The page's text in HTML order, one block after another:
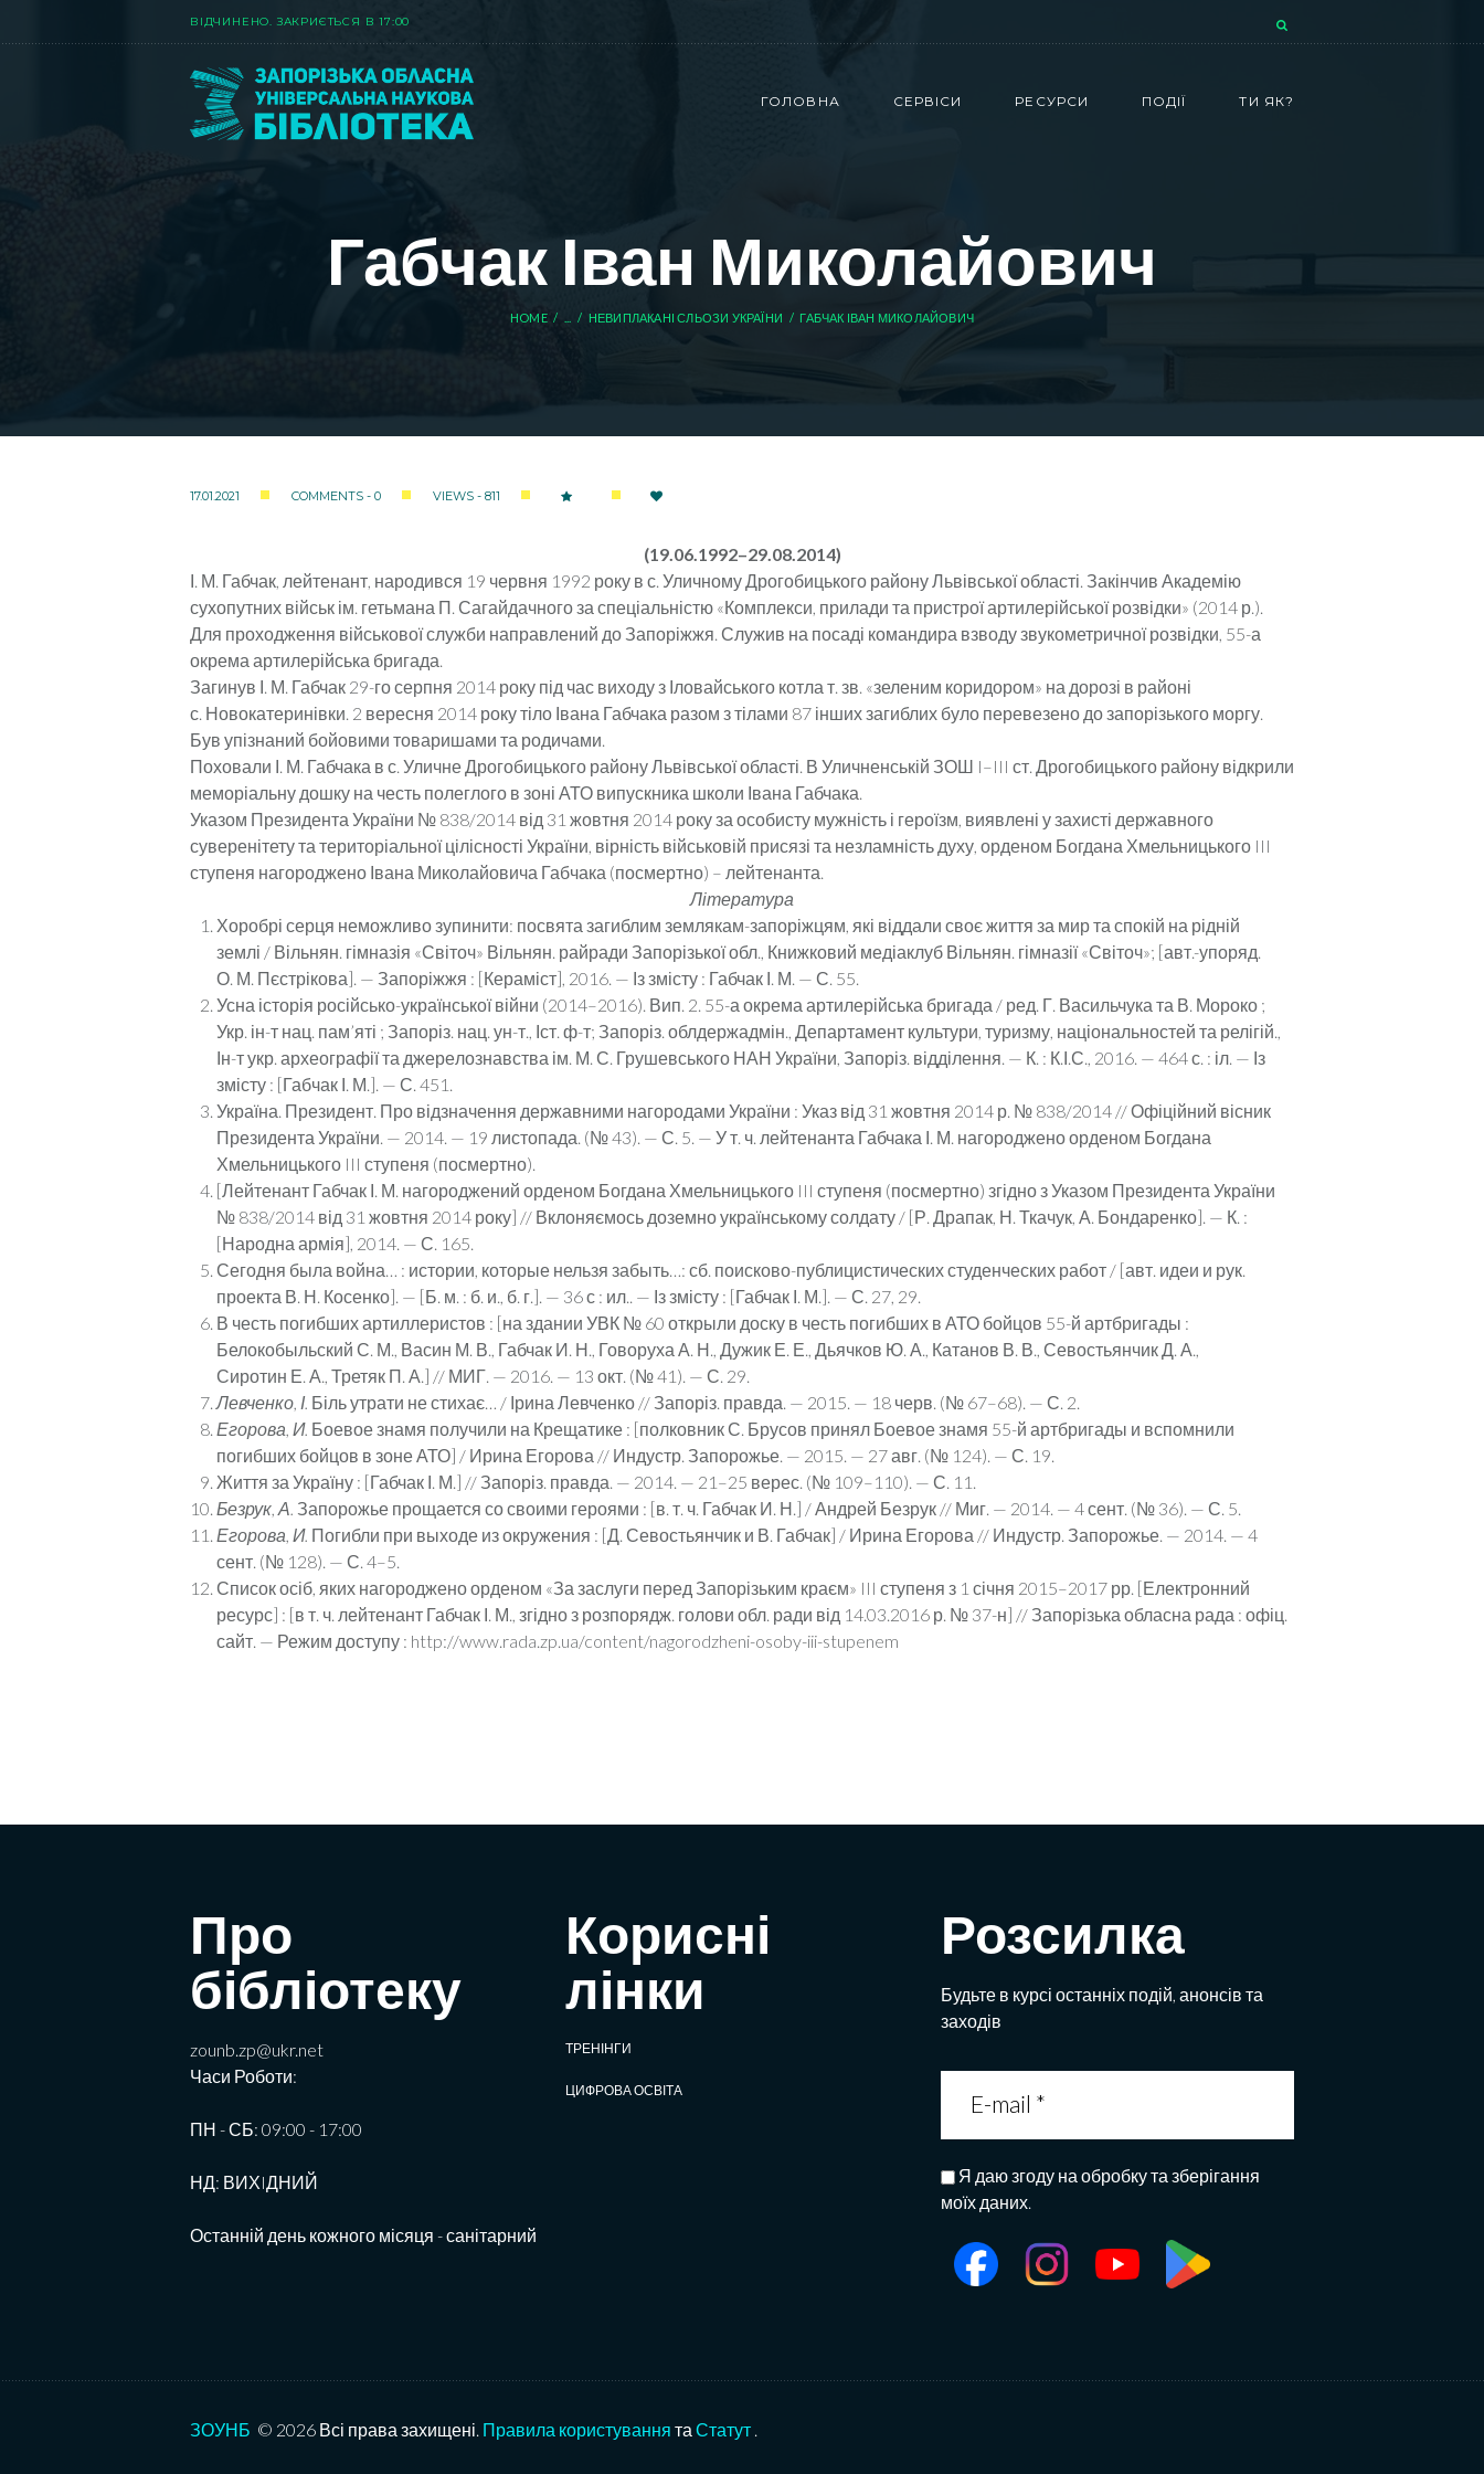
ВIДЧИНЕНО. ЗАКРИЄТЬСЯ В 17:00
ГОЛОВНА СЕРВІСИ РЕСУРСИ ПОДІЇ ТИ ЯК?
Габчак Іван Миколайович
HOME НЕВИПЛАКАНІ СЛЬОЗИ УКРАЇНИ ГАБЧАК ІВАН МИКОЛАЙОВИЧ
17.01.2021 COMMENTS - 0 VIEWS - 811
(19.06.1992–29.08.2014)
І. М. Габчак, лейтенант, народився 19 червня 1992 року в с. Улич­ному Дрогобицького району Львівської області. Закінчив Академію
сухопутних військ ім. гетьмана П. Сагайдачного за спе­ціальністю «Комплекси, прилади та пристрої артилерійської роз­відки» (2014 р.).
Для проходження військової служби направлений до Запоріжжя. Служив на посаді командира взводу звукометричної розвідки, 55-а
окрема артилерійська бригада.
Загинув І. М. Габчак 29-го серпня 2014 року під час виходу з Іловайського котла т. зв. «зеленим коридором» на дорозі в районі
с. Новокатеринівки. 2 вересня 2014 року тіло Івана Габчака разом з тілами 87 інших загиблих було перевезено до запорізького моргу.
Був упізнаний бойовими товаришами та родичами.
Поховали І. М. Габчака в с. Уличне Дрогобицького району Львівської області. В Уличненській ЗОШ I–III ст. Дрогобицького району відкрили
меморіальну дошку на честь полеглого в зоні АТО випускника школи Івана Габчака.
Указом Президента України № 838/2014 від 31 жовтня 2014 року за особисту мужність і героїзм, виявлені у захисті державного
суверенітету та територіальної цілісності України, вірність війсь­ковій присязі та незламність духу, орденом Богдана Хмельницького III
ступеня нагороджено Івана Миколайовича Габ­чака (посмертно) – лейтенанта.
Література
Хоробрі серця неможливо зупинити: посвята загиблим зем­лякам-запоріжцям, які віддали своє життя за мир та спокій на рідній
землі / Вільнян. гімназія «Світоч» Вільнян. райради Запорізької обл., Книжковий медіаклуб Вільнян. гімназії «Світоч»; [авт.-упоряд.
О. М. Пєстрікова]. — Запоріжжя : [Кера­міст], 2016. — Із змісту : Габчак І. М. — С. 55.
Усна історія російсько-української війни (2014–2016). Вип. 2. 55-а окрема артилерійська бригада / ред. Г. Васильчука та В. Мороко ;
Укр. ін-т нац. пам’яті ; Запоріз. нац. ун-т., Іст. ф-т; Запоріз. облдержадмін., Департамент культури, туризму, на­ціональностей та релігій.,
Ін-т укр. археографії та джере­лознавства ім. М. С. Грушевського НАН України, Запоріз. відділення. — К. : К.І.С., 2016. — 464 с. : іл. — Із
змісту : [Габ­чак І. М.]. — С. 451.
Україна. Президент. Про відзначення державними нагорода­ми України : Указ від 31 жовтня 2014 р. № 838/2014 // Офіційний вісник
Президента України. — 2014. — 19 листо­пада. (№ 43). — С. 5. — У т. ч. лейтенанта Габчака І. М. нагороджено орденом Богдана
Хмельницького III ступеня (посмертно).
[Лейтенант Габчак І. М. нагороджений орденом Богдана Хмельницького III ступеня (посмертно) згідно з Указом Прези­дента України
№ 838/2014 від 31 жовтня 2014 року] // Вкло­няємось доземно українському солдату / [Р. Драпак, Н. Ткачук, А. Бондаренко]. — К. :
[Народна армія], 2014. — С. 165.
Сегодня была война… : истории, которые нельзя забыть…: сб. поисково-публицистических студенческих работ / [авт. идеи и рук.
проекта В. Н. Косенко]. — [Б. м. : б. и., б. г.]. — 36 с : ил.. — Із змісту : [Габчак І. М.]. — С. 27, 29.
В честь погибших артиллеристов : [на здании УВК № 60 открыли доску в честь погибших в АТО бойцов 55-й арт­бригады :
Белокобыльский С. М., Васин М. В., Габчак И. Н., Говоруха А. Н., Дужик Е. Е., Дьячков Ю. А., Катанов В. В., Севостьянчик Д. А.,
Сиротин Е. А., Третяк П. А.] // МИГ. — 2016. — 13 окт. (№ 41). — С. 29.
Левченко, І. Біль утрати не стихає… / Ірина Левченко // Запоріз. правда. — 2015. — 18 черв. (№ 67–68). — С. 2.
Егорова, И. Боевое знамя получили на Крещатике : [пол­ковник С. Брусов принял Боевое знамя 55-й артбригады и вспомнили
погибших бойцов в зоне АТО] / Ирина Его­рова // Индустр. Запорожье. — 2015. — 27 авг. (№ 124). — С. 19.
Життя за Україну : [Габчак І. М.] // Запоріз. правда. — 2014. — 21–25 верес. (№ 109–110). — С. 11.
Безрук, А. Запорожье прощается со своими героями : [в. т. ч. Габчак И. Н.] / Андрей Безрук // Миг. — 2014. — 4 сент. (№ 36). — С. 5.
Егорова, И. Погибли при выходе из окружения : [Д. Се­востьянчик и В. Габчак] / Ирина Егорова // Индустр. Запо­рожье. — 2014. — 4
сент. (№ 128). — С. 4–5.
Список осіб, яких нагороджено орденом «За заслуги перед Запорізьким краєм» III ступеня з 1 січня 2015–2017 рр. [Електронний
ресурс] : [в т. ч. лейтенант Габчак І. М., згідно з розпорядж. голови обл. ради від 14.03.2016 р. № 37-н] // Запорізька обласна рада : офіц.
сайт. — Режим доступу : http://www.rada.zp.ua/content/nagorodzheni-osoby-iii-stupenem
Про
бібліотеку
zounb.zp@ukr.net
Часи Роботи:
ПН - СБ: 09:00 - 17:00
НД: ВИХIДНИЙ
Останній день кожного місяця - санітарний
Корисні
лінки
ТРЕНІНГИ
ЦИФРОВА ОСВІТА
Розсилка
Будьте в курсі останніх подій, анонсів та
заходів
Я даю згоду на обробку та зберігання
моїх даних.
ЗОУНБ © 2026 Всі права захищені. Правила користування та Статут .